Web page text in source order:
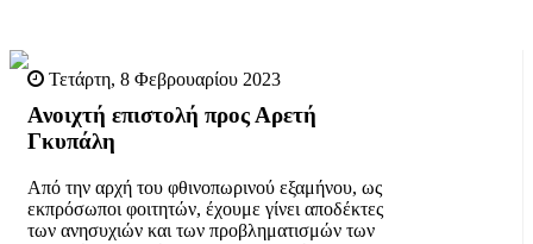
Τετάρτη, 8 Φεβρουαρίου 2023
Ανοιχτή επιστολή προς Αρετή
Γκυπάλη
Από την αρχή του φθινοπωρινού εξαμήνου, ως
εκπρόσωποι φοιτητών, έχουμε γίνει αποδέκτες
των ανησυχιών και των προβληματισμών των